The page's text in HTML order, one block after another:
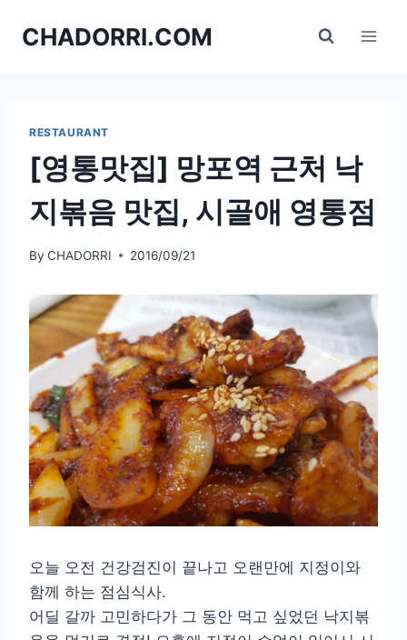
CHADORRI.COM
RESTAURANT
[영통맛집] 망포역 근처 낙
지볶음 맛집, 시골애 영통점
By CHADORRI 2016/09/21
오늘 오전 건강검진이 끝나고 오랜만에 지정이와
함께 하는 점심식사.
어딜 갈까 고민하다가 그 동안 먹고 싶었던 낙지볶